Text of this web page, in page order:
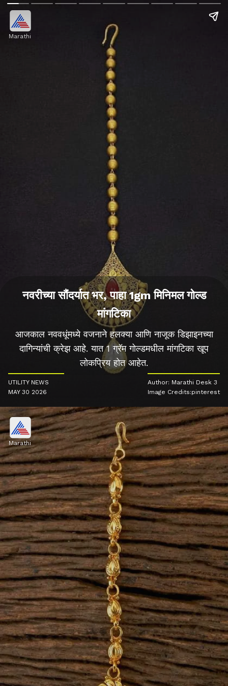
Marathi
नवरीच्या सौंदर्यात भर, पाहा 1gm मिनिमल गोल्ड
मांगटिका
आजकाल नववधूंमध्ये वजनाने हलक्या आणि नाजूक डिझाइनच्या
दागिन्यांची क्रेझ आहे. यात 1 ग्रॅम गोल्डमधील मांगटिका खूप
लोकप्रिय होत आहेत.
UTILITY NEWS
MAY 30 2026
Author: Marathi Desk 3
Image Credits:pinterest
Marathi